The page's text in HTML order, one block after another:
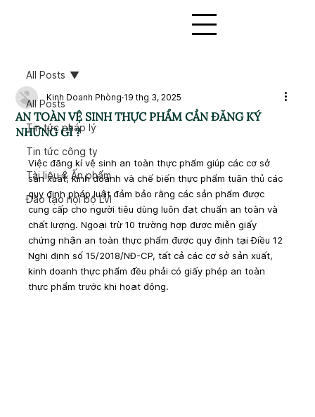
All Posts
Tin tức pháp lý
Tin tức công ty
Tài liệu & Ấn phẩm
Đào tạo nội bộ LVI
All Posts
AN TOÀN VỆ SINH THỰC PHẨM CẦN ĐĂNG KÝ
NHỮNG GÌ ?
Kinh Doanh Phòng 19 thg 3, 2025
Việc đăng kí vệ sinh an toàn thực phẩm giúp các cơ sở
sản xuất, kinh doanh và chế biến thực phẩm tuân thủ các
quy định pháp luật đảm bảo rằng các sản phẩm được
cung cấp cho người tiêu dùng luôn đạt chuẩn an toàn và
chất lượng. Ngoại trừ 10 trường hợp được miễn giấy
chứng nhận an toàn thực phẩm được quy định tại Điều 12
Nghị định số 15/2018/NĐ-CP, tất cả các cơ sở sản xuất,
kinh doanh thực phẩm đều phải có giấy phép an toàn
thực phẩm trước khi hoạt động.